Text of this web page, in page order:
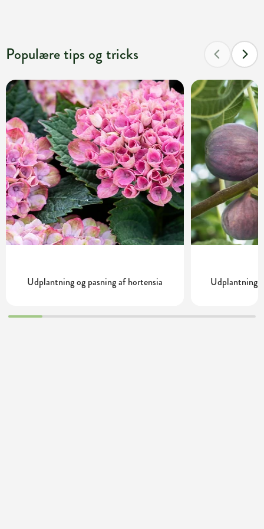
Populære tips og tricks
Udplantning og pasning af hortensia Udplantning